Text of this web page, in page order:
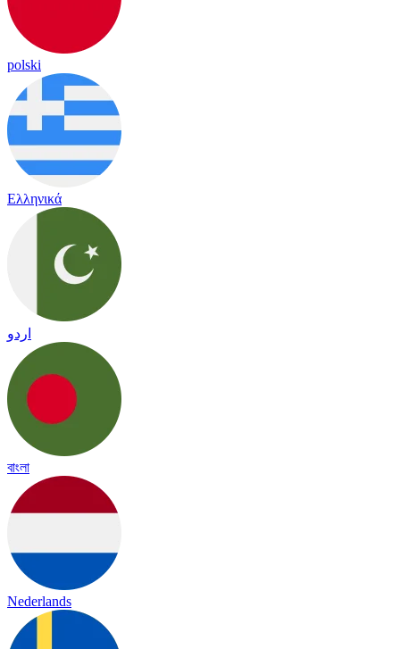
polski
Ελληνικά
اردو
বাংলা
Nederlands